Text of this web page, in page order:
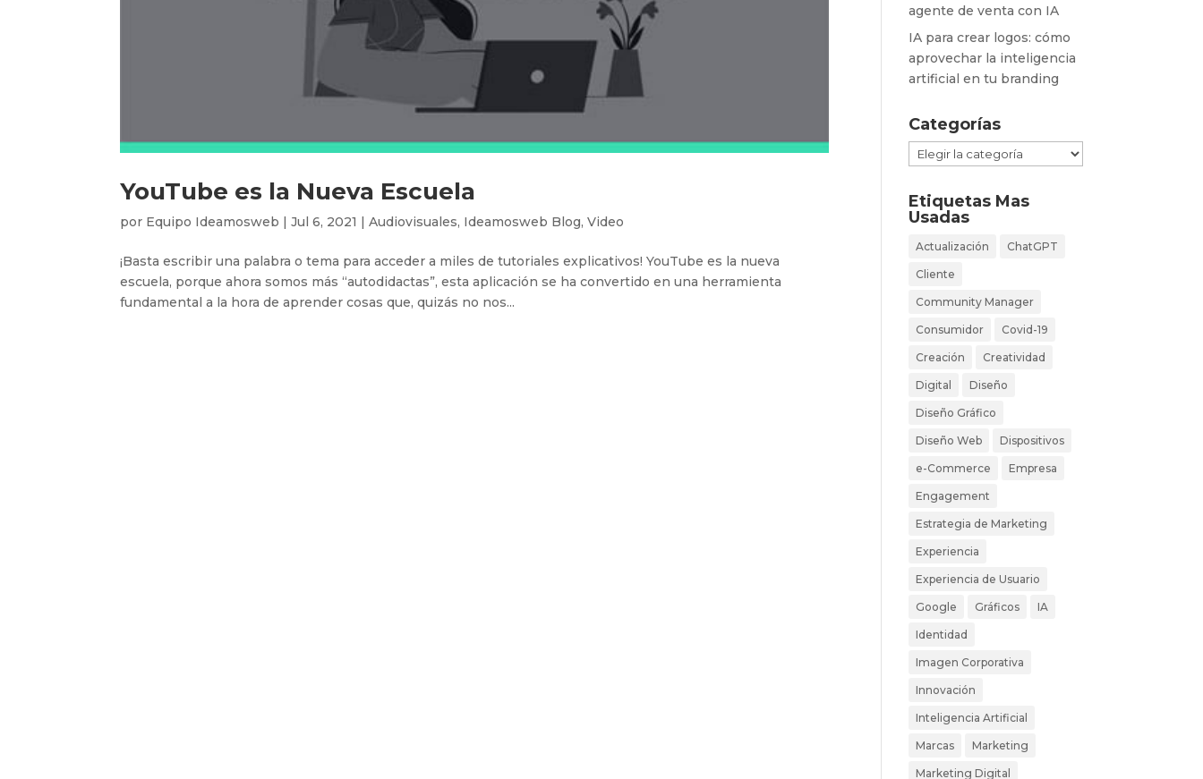
YouTube es la Nueva Escuela
por Equipo Ideamosweb |Jul 6, 2021 |Audiovisuales, Ideamosweb Blog,Video
¡Basta escribir una palabra o tema para acceder a miles de tutoriales explicativos! YouTube es la nueva
escuela, porque ahora somos más “autodidactas”, esta aplicación se ha convertido en una herramienta
fundamental a la hora de aprender cosas que, quizás no nos...
agente de venta con IA
IA para crear logos: cómo
aprovechar la inteligencia
artificial en tu branding
Categorías
Categorías
Etiquetas Mas
Usadas
Actualización ChatGPT
Cliente
Community Manager
Consumidor Covid-19
Creación Creatividad
Digital Diseño
Diseño Gráfico
Diseño Web Dispositivos
e-Commerce Empresa
Engagement
Estrategia de Marketing
Experiencia
Experiencia de Usuario
Google Gráficos IA
Identidad
Imagen Corporativa
Innovación
Inteligencia Artificial
Marcas Marketing
Marketing Digital